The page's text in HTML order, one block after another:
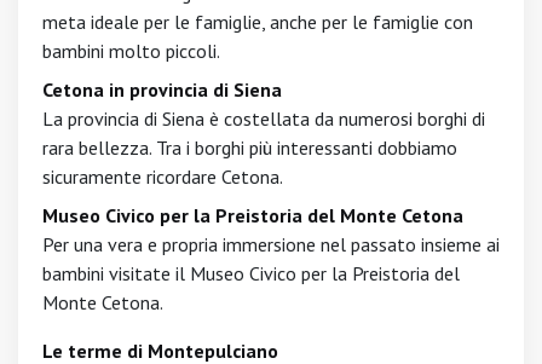
meta ideale per le famiglie, anche per le famiglie con
bambini molto piccoli.
Cetona in provincia di Siena
La provincia di Siena è costellata da numerosi borghi di
rara bellezza. Tra i borghi più interessanti dobbiamo
sicuramente ricordare Cetona.
Museo Civico per la Preistoria del Monte Cetona
Per una vera e propria immersione nel passato insieme ai
bambini visitate il Museo Civico per la Preistoria del
Monte Cetona.
Le terme di Montepulciano